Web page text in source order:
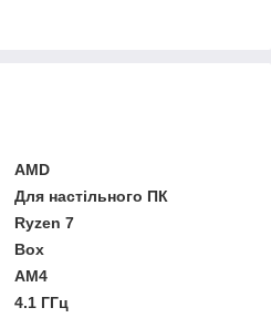
AMD
Для настільного ПК
Ryzen 7
Box
AM4
4.1 ГГц